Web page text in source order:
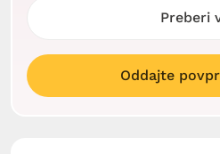
Preberi
Oddajte